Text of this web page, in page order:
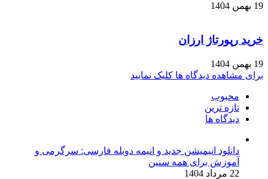
19 بهمن 1404
خرید رپورتاژ ارزان
19 بهمن 1404
برای مشاهده دیدگاه ها کلیک نمایید
محبوب
تازه ترین
دیدگاه ها
دانلود انیمیشن جدید و انیمه دوبله فارسی: سرگرمی و
آموزش برای همه سنین
22 مرداد 1404